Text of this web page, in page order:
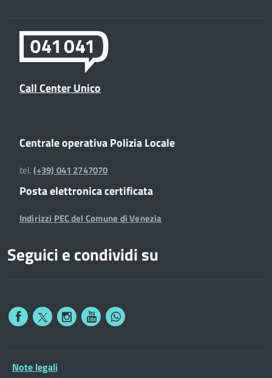
Call Center Unico
Centrale operativa Polizia Locale
tel.(+39) 041 2747070
Posta elettronica certificata
Indirizzi PEC del Comune di Venezia
Seguici e condividi su
Note legali